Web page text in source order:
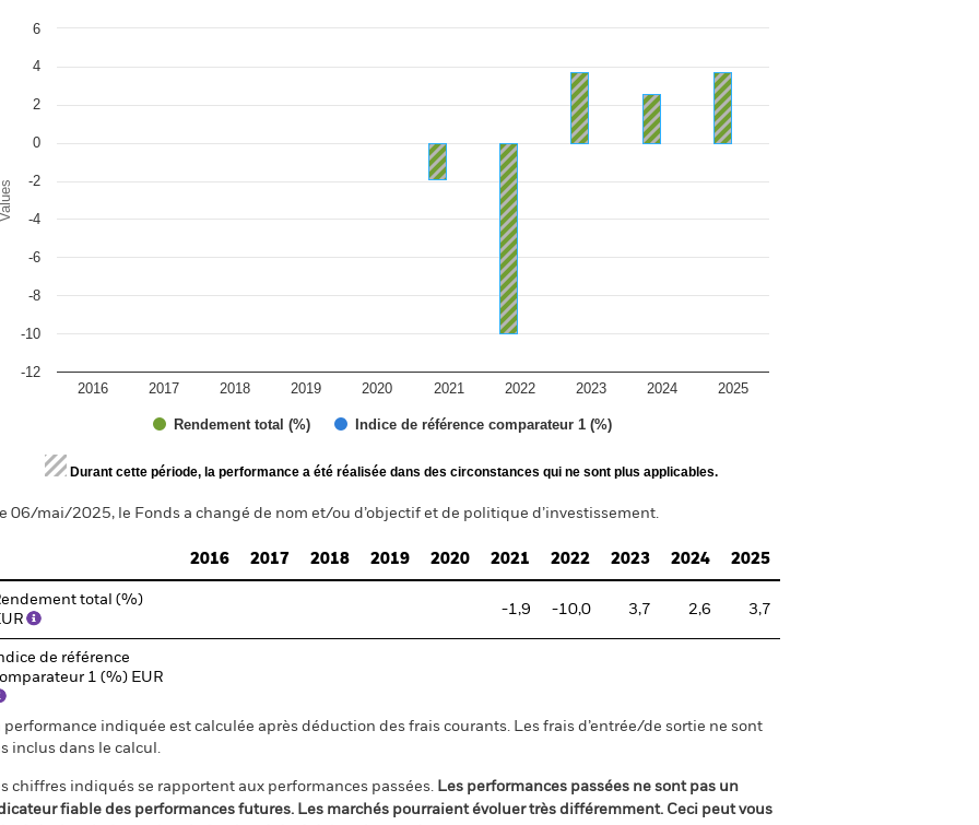
chart with 2 data series.
chart has 1 Y axis displaying Values. Range: -12 to 6.
Values
Rendement total (%) Indice de référence comparateur 1 (%)
2016 2017 2018 2019 2020 2021 2022 2023 2024 2025
-12
-10
-8
-6
-4
-2
0
2
4
6
of interactive chart.
Durant cette période, la performance a été réalisée dans des circonstances qui ne sont plus applicables.
06/mai/2025, le Fonds a changé de nom et/ou d’objectif et de politique d’investissement.
2016 2017 2018 2019 2020 2021 2022 2023 2024 2025
total (%)
-1,9 -10,0 3,7 2,6 3,7
de référence
1 (%) EUR
performance indiquée est calculée après déduction des frais courants. Les frais d’entrée/de sortie ne sont
inclus dans le calcul.
chiffres indiqués se rapportent aux performances passées. Les performances passées ne sont pas un
fiable des performances futures. Les marchés pourraient évoluer très différemment. Ceci peut vous